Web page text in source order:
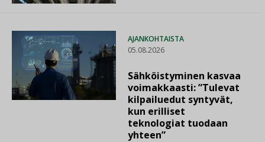
AJANKOHTAISTA
05.08.2026
Sähköistyminen kasvaa
voimakkaasti: ”Tulevat
kilpailuedut syntyvät,
kun erilliset
teknologiat tuodaan
yhteen”